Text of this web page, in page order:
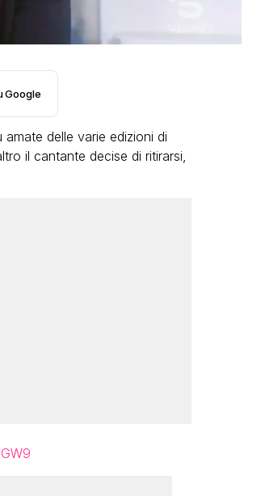
Google
delle varie edizioni di
il cantante decise di ritirarsi,